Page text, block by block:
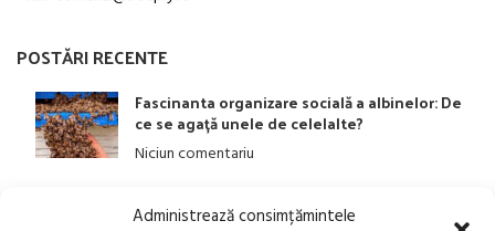
Administrează consimțămintele
POSTĂRI RECENTE
Fascinanta organizare socială a albinelor: De
ce se agață unele de celelalte?
Niciun comentariu